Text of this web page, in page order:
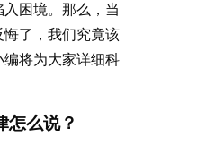
困境。那么，当
了，我们究竟该
将为大家详细科
怎么说？